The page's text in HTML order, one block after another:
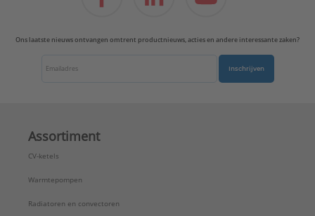
Ons laatste nieuws ontvangen omtrent productnieuws, acties en andere interessante zaken?
Inschrijven
Assortiment
CV-ketels
Warmtepompen
Radiatoren en convectoren